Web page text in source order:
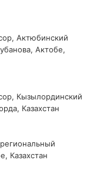
Актюбинский
Актобе,
Кызылординский
Казахстан
Казахстан